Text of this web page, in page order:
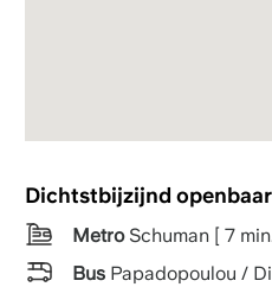
Dichtstbijzijnd
MetroSchuman [ 7
BusPapadopoulou /